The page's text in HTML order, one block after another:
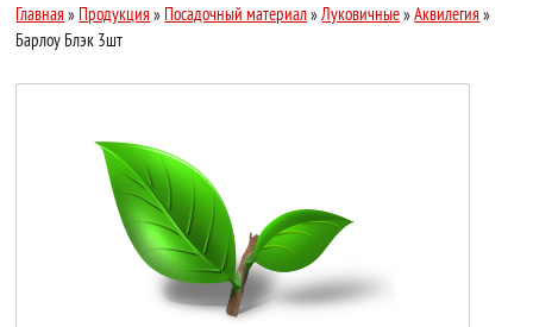
Главная » Продукция » Посадочный материал» Луковичные»Аквилегия »
Барлоу Блэк 3шт